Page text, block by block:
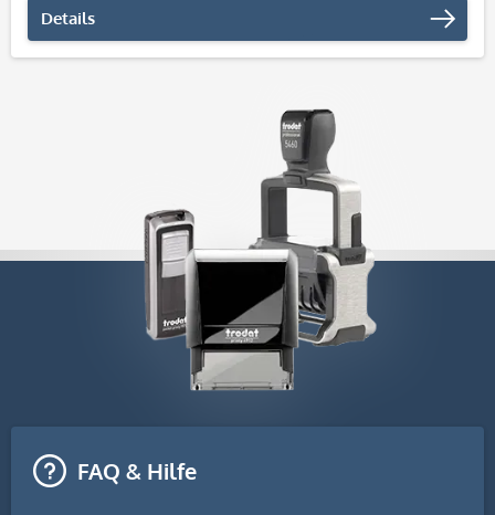
Details
FAQ & Hilfe